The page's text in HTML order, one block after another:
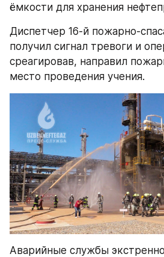
ёмкости для хранения
Диспетчер 16-й пожарно-
получил сигнал тревоги и
среагировав, направил
место проведения учения.
Аварийные службы